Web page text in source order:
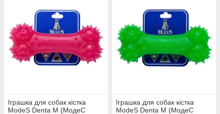
Іграшка для собак кістка
ModeS Denta M (МодеС
Іграшка для собак кістка
ModeS Denta M (МодеС